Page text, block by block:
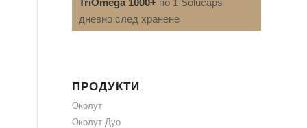
TriOmega 1000+ по 1 Solucaps
дневно след хранене
ПРОДУКТИ
Околут
Околут Дуо